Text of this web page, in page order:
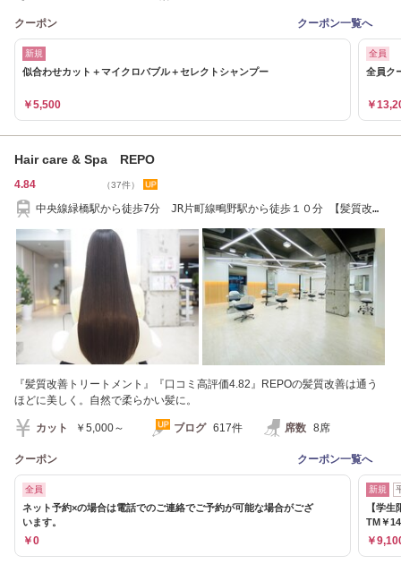
クーポン クーポン一覧へ
新規
似合わせカット＋マイクロバブル＋セレクトシャンプー
￥5,500
全員
全員ク
￥
Hair care & Spa REPO
4.84 （37件）
中央線緑橋駅から徒歩7分 JR片町線鴫野駅から徒歩１０分 【髪質改
『髪質改善トリートメント』『口コミ高評価4.82』REPOの髪質改善は通う
ほどに美しく。自然で柔らかい髪に。
カット ￥5,000～ ブログ 617件 席数 8席
クーポン クーポン一覧へ
全員
ネット予約×の場合は電話でのご連絡でご予約が可能な場合がござ
います。
￥0
新規
【学
TM￥
￥